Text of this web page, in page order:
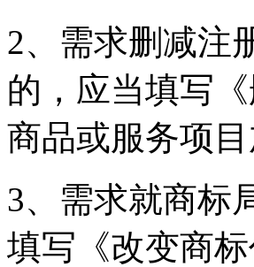
2、需求删减注
的，应当填写
商品或服务项
3、需求就商标
填写《改变